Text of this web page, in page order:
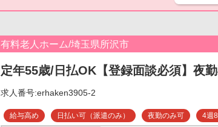
有料老人ホーム/埼玉県所沢市
定年55歳/日払OK【登録面談必須】夜
求人番号:erhaken3905-2
給与高め 日払い可（派遣のみ） 夜勤のみ可 4週